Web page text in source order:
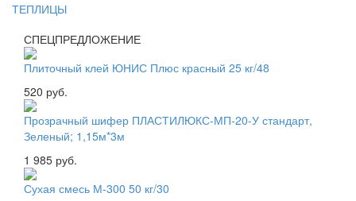
ТЕПЛИЦЫ
СПЕЦПРЕДЛОЖЕНИЕ
Плиточный клей ЮНИС Плюс красный 25 кг/48
520 руб.
Прозрачный шифер ПЛАСТИЛЮКС-МП-20-У стандарт,
Зеленый; 1,15м*3м
1 985 руб.
Сухая смесь М-300 50 кг/30